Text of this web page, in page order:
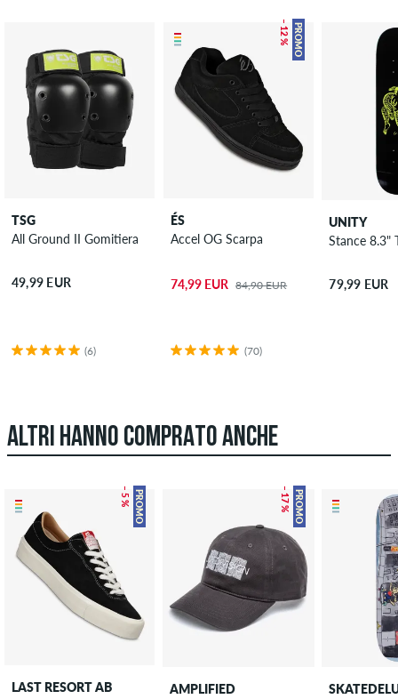
TSG
All Ground II Gomitiera
49,99 EUR
(6)
PROMO
– 12 %
ÉS
Accel OG Scarpa
74,99 EUR 84,90 EUR
(70)
UNITY
Stance 8.3"
79,99 EUR
ALTRI HANNO COMPRATO ANCHE
PROMO
– 5 %
LAST RESORT AB
PROMO
– 17 %
AMPLIFIED